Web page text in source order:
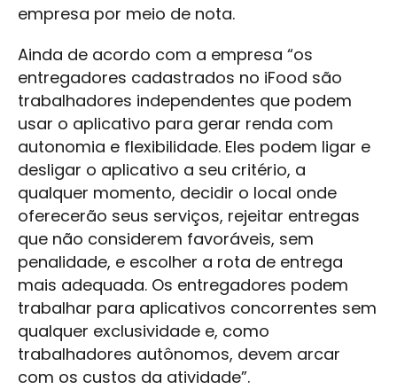
empresa por meio de nota.
Ainda de acordo com a empresa “os
entregadores cadastrados no iFood são
trabalhadores independentes que podem
usar o aplicativo para gerar renda com
autonomia e flexibilidade. Eles podem ligar e
desligar o aplicativo a seu critério, a
qualquer momento, decidir o local onde
oferecerão seus serviços, rejeitar entregas
que não considerem favoráveis, sem
penalidade, e escolher a rota de entrega
mais adequada. Os entregadores podem
trabalhar para aplicativos concorrentes sem
qualquer exclusividade e, como
trabalhadores autônomos, devem arcar
com os custos da atividade”.